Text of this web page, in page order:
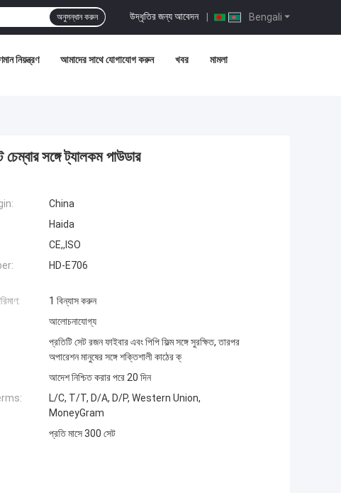
Bengali
উদ্ধৃতির জন্য আবেদন |
অনুসন্ধান করুন
নিয়ন্ত্রণ আমাদের সাথে যোগাযোগ করুন খবর মামলা
সঙ্গে ট্যালকম পাউডার
China
Haida
CE,,ISO
HD-E706
1 বিন্যাস করুন
আলোচনাযোগ্য
প্রতিটি সেট রজন ফাইবার এবং পিপি ফিল্ম সঙ্গে সুরক্ষিত, তারপর
অপারেশন মানুষের সঙ্গে শক্তিশালী কাঠের ক্
আদেশ নিশ্চিত করার পরে 20 দিন
L/C, T/T, D/A, D/P, Western Union,
MoneyGram
প্রতি মাসে 300 সেট